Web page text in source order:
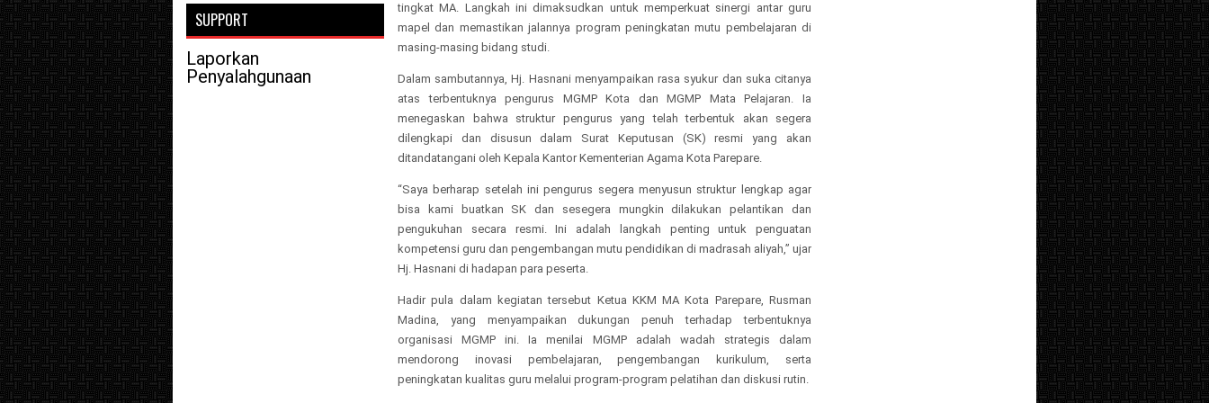
tingkat MA. Langkah ini dimaksudkan untuk memperkuat sinergi antar guru
mapel dan memastikan jalannya program peningkatan mutu pembelajaran di
masing-masing bidang studi.
Dalam sambutannya, Hj. Hasnani menyampaikan rasa syukur dan suka citanya
atas terbentuknya pengurus MGMP Kota dan MGMP Mata Pelajaran. Ia
menegaskan bahwa struktur pengurus yang telah terbentuk akan segera
dilengkapi dan disusun dalam Surat Keputusan (SK) resmi yang akan
ditandatangani oleh Kepala Kantor Kementerian Agama Kota Parepare.
“Saya berharap setelah ini pengurus segera menyusun struktur lengkap agar
bisa kami buatkan SK dan sesegera mungkin dilakukan pelantikan dan
pengukuhan secara resmi. Ini adalah langkah penting untuk penguatan
kompetensi guru dan pengembangan mutu pendidikan di madrasah aliyah,” ujar
Hj. Hasnani di hadapan para peserta.
Hadir pula dalam kegiatan tersebut Ketua KKM MA Kota Parepare, Rusman
Madina, yang menyampaikan dukungan penuh terhadap terbentuknya
organisasi MGMP ini. Ia menilai MGMP adalah wadah strategis dalam
mendorong inovasi pembelajaran, pengembangan kurikulum, serta
peningkatan kualitas guru melalui program-program pelatihan dan diskusi rutin.
SUPPORT
Laporkan
Penyalahgunaan